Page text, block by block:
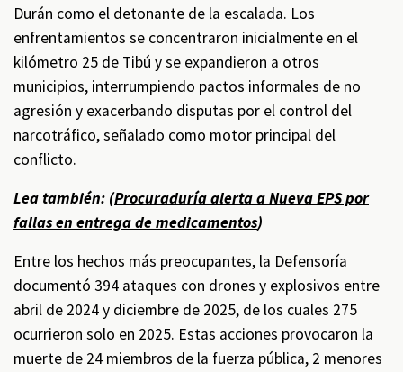
Durán como el detonante de la escalada. Los
enfrentamientos se concentraron inicialmente en el
kilómetro 25 de Tibú y se expandieron a otros
municipios, interrumpiendo pactos informales de no
agresión y exacerbando disputas por el control del
narcotráfico, señalado como motor principal del
conflicto.
Lea también: (Procuraduría alerta a Nueva EPS por
fallas en entrega de medicamentos)
Entre los hechos más preocupantes, la Defensoría
documentó 394 ataques con drones y explosivos entre
abril de 2024 y diciembre de 2025, de los cuales 275
ocurrieron solo en 2025. Estas acciones provocaron la
muerte de 24 miembros de la fuerza pública, 2 menores